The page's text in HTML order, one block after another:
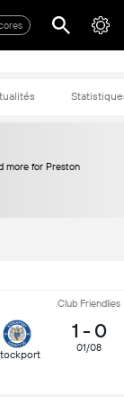
more for Preston
Club Friendlies
1 - 0
01/08